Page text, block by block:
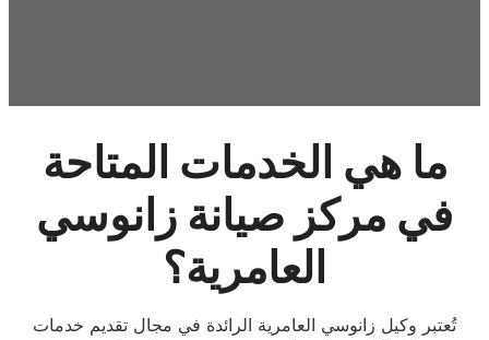
ما هي الخدمات المتاحة
في مركز صيانة زانوسي
العامرية؟
تُعتبر وكيل زانوسي العامرية الرائدة في مجال تقديم خدمات